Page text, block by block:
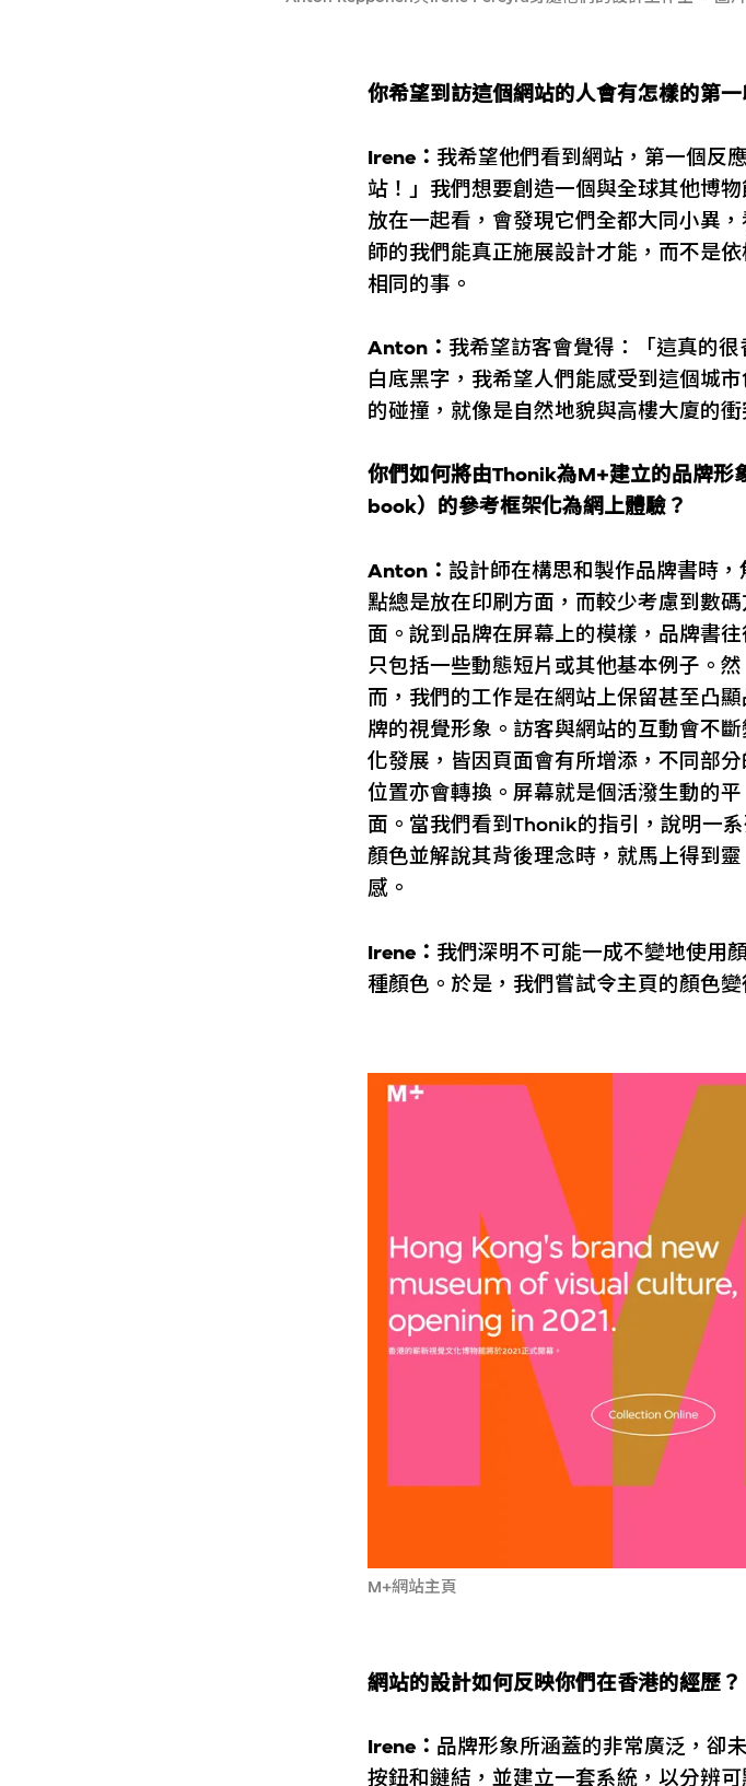
你希望到訪這個網站的人會有怎樣的第一
Irene： 我希望他們看到網站，第一個反
站！」我們想要創造一個與全球其他博
放在一起看，會發現它們全都大同小異
師的我們能真正施展設計才能，而不是
相同的事。
Anton： 我希望訪客會覺得：「這真的
白底黑字，我希望人們能感受到這個城
的碰撞，就像是自然地貌與高樓大廈的衝
你們如何將由Thonik為M+建立的品牌形
book）的參考框架化為網上體驗？
Anton： 設計師在構思和製作品牌書時，
點總是放在印刷方面，而較少考慮到數碼
面。說到品牌在屏幕上的模樣，品牌書往
只包括一些動態短片或其他基本例子。然
而，我們的工作是在網站上保留甚至凸顯
牌的視覺形象。訪客與網站的互動會不斷
化發展，皆因頁面會有所增添，不同部分
位置亦會轉換。屏幕就是個活潑生動的平
面。當我們看到Thonik的指引，說明一系
顏色並解說其背後理念時，就馬上得到靈
感。
Irene： 我們深明不可能一成不變地使用
種顏色。於是，我們嘗試令主頁的顏色變
M+網站主頁
網站的設計如何反映你們在香港的經歷？
Irene： 品牌形象所涵蓋的非常廣泛，卻
按鈕和鏈結，並建立一套系統，以分辨